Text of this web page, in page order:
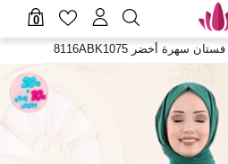
0
فستان سهرة أخضر 8116ABK1075